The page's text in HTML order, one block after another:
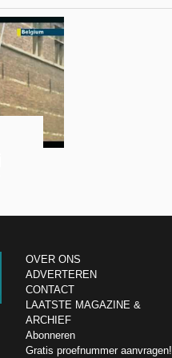
OVER ONS
ADVERTEREN
CONTACT
LAATSTE MAGAZINE &
ARCHIEF
Abonneren
Gratis proefnummer aanvragen!